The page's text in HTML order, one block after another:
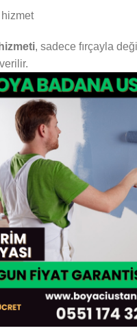
, sadece fırçayla